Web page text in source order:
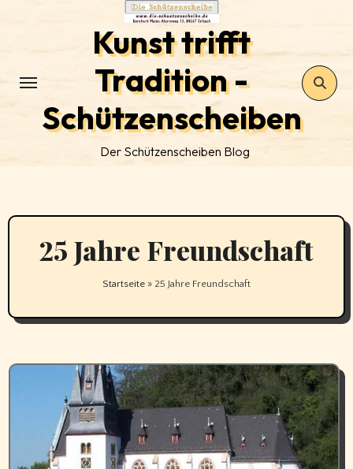
Kunst trifft
Tradition -
Schützenscheiben
Der Schützenscheiben Blog
25 Jahre Freundschaft
Startseite » 25 Jahre Freundschaft